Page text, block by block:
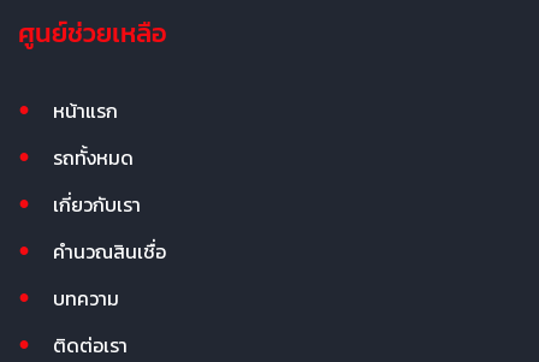
ศูนย์ช่วยเหลือ
หน้าแรก
รถทั้งหมด
เกี่ยวกับเรา
คำนวณสินเชื่อ
บทความ
ติดต่อเรา